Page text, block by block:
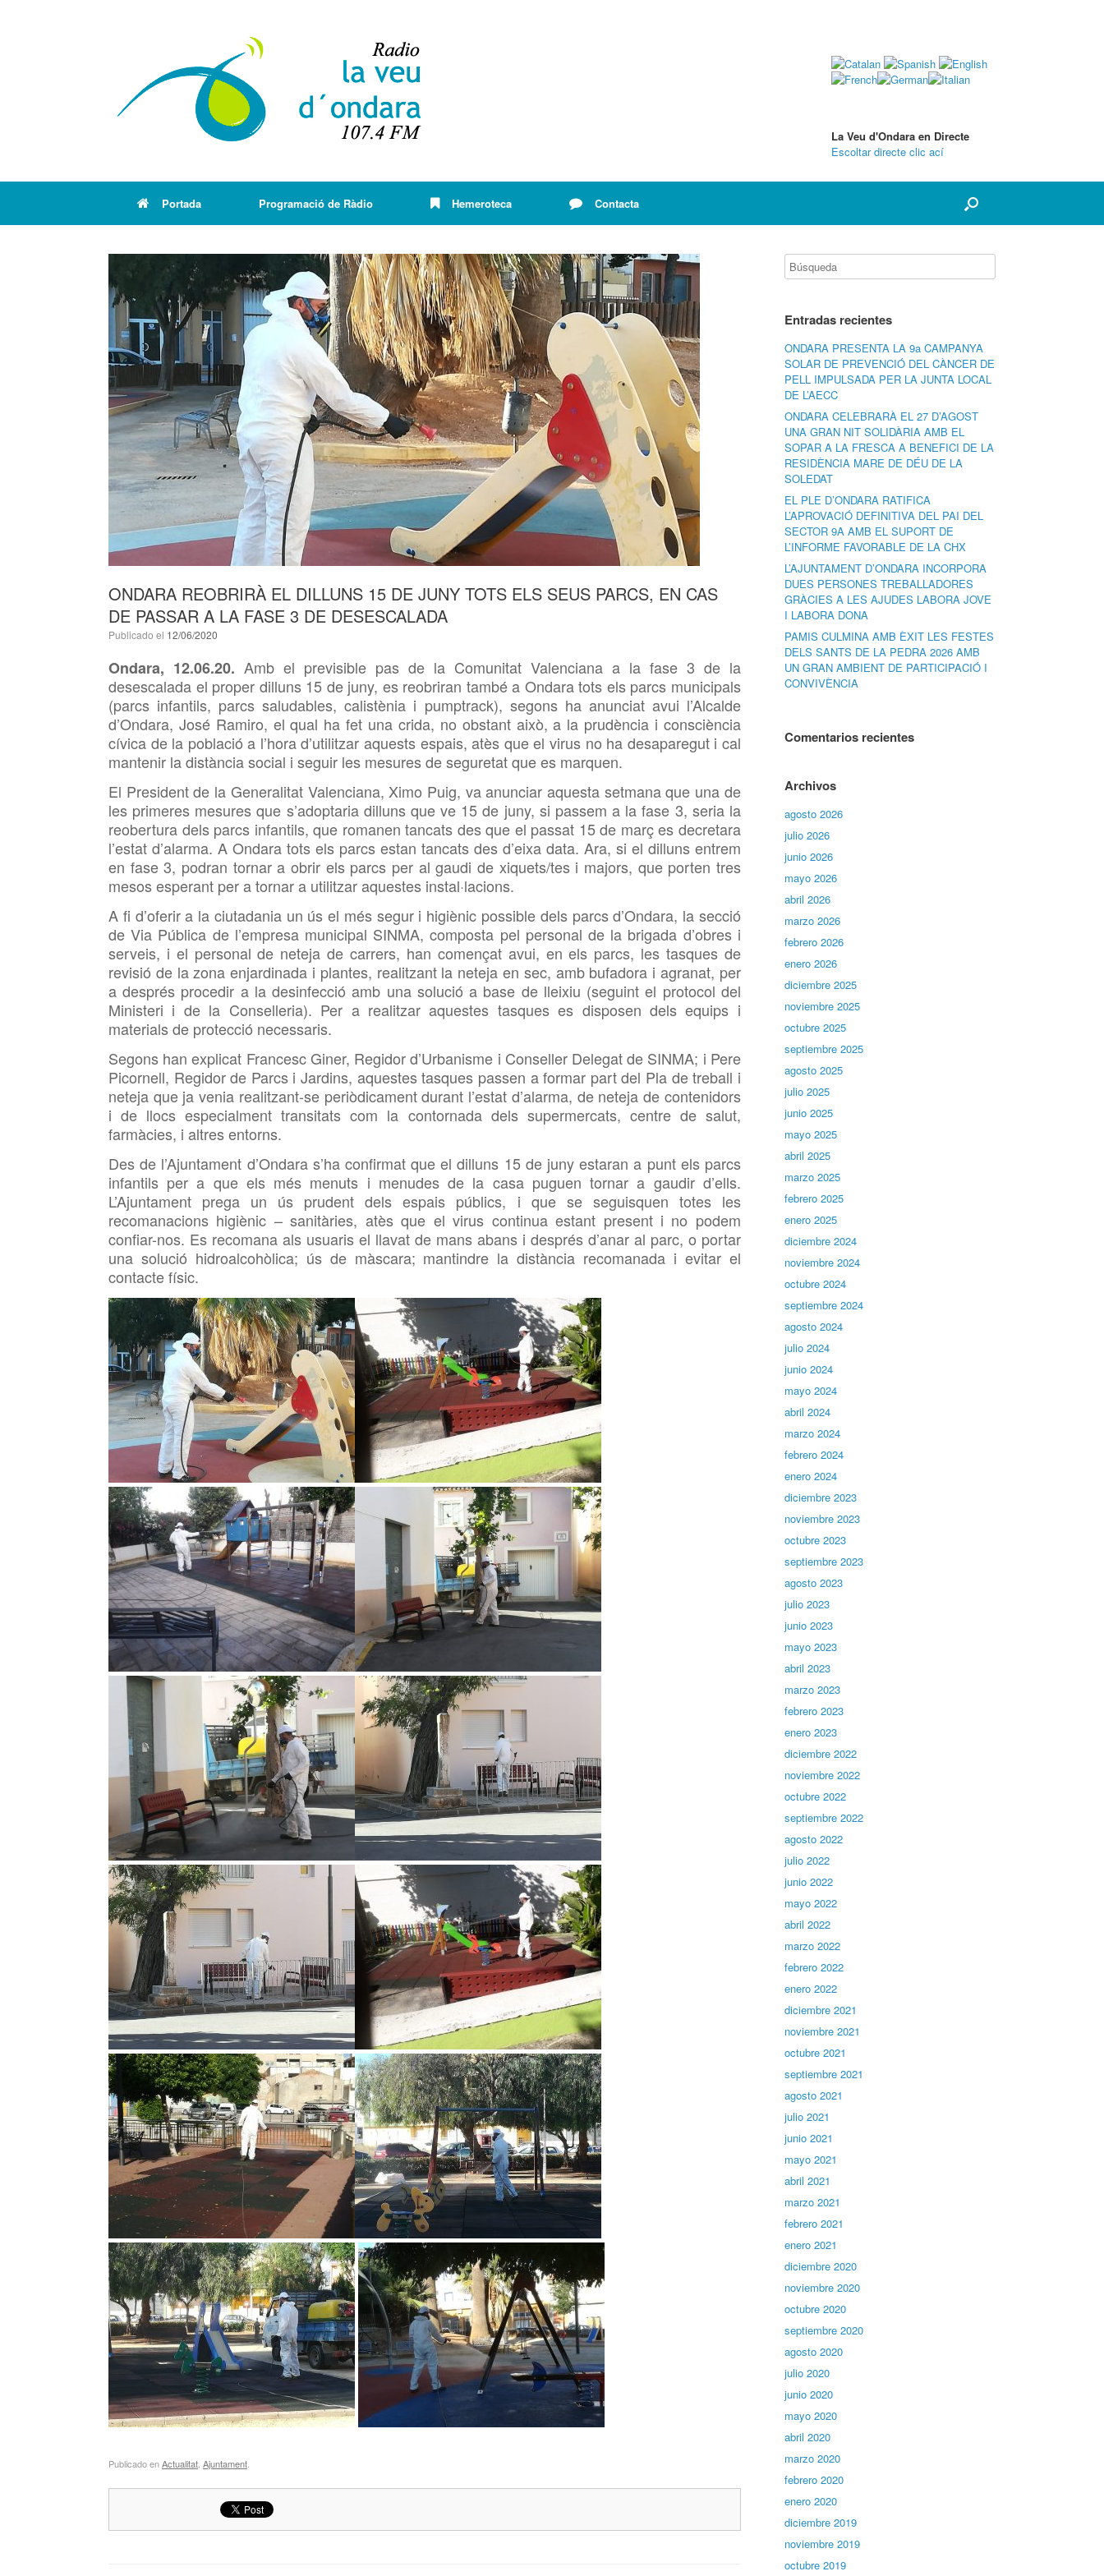
La Veu d'Ondara en Directe
Escoltar directe clic ací
Portada Programació de Ràdio Hemeroteca Contacta
ONDARA REOBRIRÀ EL DILLUNS 15 DE JUNY TOTS ELS SEUS PARCS, EN CAS
DE PASSAR A LA FASE 3 DE DESESCALADA
Publicado el 12/06/2020
Ondara, 12.06.20. Amb el previsible pas de la Comunitat Valenciana a la fase 3 de la
desescalada el proper dilluns 15 de juny, es reobriran també a Ondara tots els parcs municipals
(parcs infantils, parcs saludables, calistènia i pumptrack), segons ha anunciat avui l’Alcalde
d’Ondara, José Ramiro, el qual ha fet una crida, no obstant això, a la prudència i consciència
cívica de la població a l’hora d’utilitzar aquests espais, atès que el virus no ha desaparegut i cal
mantenir la distància social i seguir les mesures de seguretat que es marquen.
El President de la Generalitat Valenciana, Ximo Puig, va anunciar aquesta setmana que una de
les primeres mesures que s’adoptaria dilluns que ve 15 de juny, si passem a la fase 3, seria la
reobertura dels parcs infantils, que romanen tancats des que el passat 15 de març es decretara
l’estat d’alarma. A Ondara tots els parcs estan tancats des d’eixa data. Ara, si el dilluns entrem
en fase 3, podran tornar a obrir els parcs per al gaudi de xiquets/tes i majors, que porten tres
mesos esperant per a tornar a utilitzar aquestes instal·lacions.
A fi d’oferir a la ciutadania un ús el més segur i higiènic possible dels parcs d’Ondara, la secció
de Via Pública de l’empresa municipal SINMA, composta pel personal de la brigada d’obres i
serveis, i el personal de neteja de carrers, han començat avui, en els parcs, les tasques de
revisió de la zonaenjardinada i plantes, realitzant la neteja en sec, amb bufadora i agranat, per
a després procedir a la desinfecció amb una solució a base de lleixiu (seguint el protocol del
Ministeri i de la Conselleria). Per a realitzar aquestes tasques es disposen dels equips i
materials de protecció necessaris.
Segons han explicat Francesc Giner, Regidor d’Urbanisme i Conseller Delegat de SINMA; i Pere
Picornell, Regidor de Parcs i Jardins, aquestes tasques passen a formar part del Pla de treball i
neteja que javenia realitzant-se periòdicament durant l’estat d’alarma, de neteja de contenidors
i de llocs especialment transitats com la contornada dels supermercats, centre de salut,
farmàcies, i altres entorns.
Des de l’Ajuntament d’Ondara s’ha confirmat que el dilluns 15 de juny estaran a punt els parcs
infantils per a que els més menuts i menudes de la casa puguentornar a gaudir d’ells.
L’Ajuntament prega un ús prudent dels espais públics, i que se seguisquen totes les
recomanacions higiènic – sanitàries, atès que el virus continua estant present i no podem
confiar-nos. Es recomana als usuaris el llavat de mans abans i després d’anar al parc, o portar
una solució hidroalcohòlica; ús de màscara; mantindre la distància recomanada i evitar el
contacte físic.
Publicado enActualitat Ajuntament
Entradas recientes
ONDARA PRESENTA LA 9a CAMPANYA
SOLAR DE PREVENCIÓ DEL CÀNCER DE
PELL IMPULSADA PER LA JUNTA LOCAL
DE L’AECC
ONDARA CELEBRARÀ EL 27 D’AGOST
UNA GRAN NIT SOLIDÀRIA AMB EL
SOPAR A LA FRESCA A BENEFICI DE LA
RESIDÈNCIA MARE DE DÉU DE LA
SOLEDAT
EL PLE D’ONDARA RATIFICA
L’APROVACIÓ DEFINITIVA DEL PAI DEL
SECTOR 9A AMB EL SUPORT DE
L’INFORME FAVORABLE DE LA CHX
L’AJUNTAMENT D’ONDARA INCORPORA
DUES PERSONES TREBALLADORES
GRÀCIES A LES AJUDES LABORA JOVE
I LABORA DONA
PAMIS CULMINA AMB ÈXIT LES FESTES
DELS SANTS DE LA PEDRA 2026 AMB
UN GRAN AMBIENT DE PARTICIPACIÓ I
CONVIVÈNCIA
Comentarios recientes
Archivos
agosto 2026
julio 2026
junio 2026
mayo 2026
abril 2026
marzo 2026
febrero 2026
enero 2026
diciembre 2025
noviembre 2025
octubre 2025
septiembre 2025
agosto 2025
julio 2025
junio 2025
mayo 2025
abril 2025
marzo 2025
febrero 2025
enero 2025
diciembre 2024
noviembre 2024
octubre 2024
septiembre 2024
agosto 2024
julio 2024
junio 2024
mayo 2024
abril 2024
marzo 2024
febrero 2024
enero 2024
diciembre 2023
noviembre 2023
octubre 2023
septiembre 2023
agosto 2023
julio 2023
junio 2023
mayo 2023
abril 2023
marzo 2023
febrero 2023
enero 2023
diciembre 2022
noviembre 2022
octubre 2022
septiembre 2022
agosto 2022
julio 2022
junio 2022
mayo 2022
abril 2022
marzo 2022
febrero 2022
enero 2022
diciembre 2021
noviembre 2021
octubre 2021
septiembre 2021
agosto 2021
julio 2021
junio 2021
mayo 2021
abril 2021
marzo 2021
febrero 2021
enero 2021
diciembre 2020
noviembre 2020
octubre 2020
septiembre 2020
agosto 2020
julio 2020
junio 2020
mayo 2020
abril 2020
marzo 2020
febrero 2020
enero 2020
diciembre 2019
noviembre 2019
octubre 2019